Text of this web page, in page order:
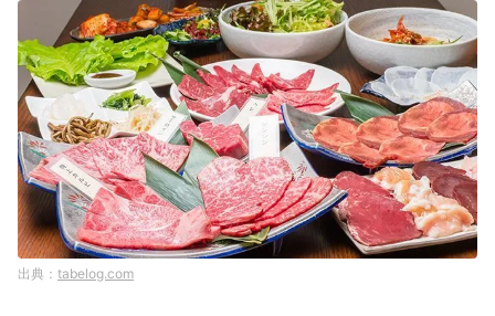
tabelog.com